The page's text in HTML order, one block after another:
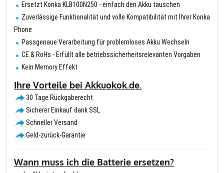
Ersetzt Konka KLB100N250 - einfach den Akku tauschen
Zuverlässige Funktionalität und volle Kompatibilität mit Ihrer Konka
Phone
Passgenaue Verarbeitung für problemloses Akku Wechseln
CE & RoHs - Erfüllt alle betriebssicherheitsrelevanten Vorgaben
Kein Memory Effekt
Ihre Vorteile bei Akkuokok.de.
30 Tage Rückgaberecht
Sicherer Einkauf dank SSL
Schneller Versand
Geld-zurück-Garantie
Wann muss ich die Batterie ersetzen?